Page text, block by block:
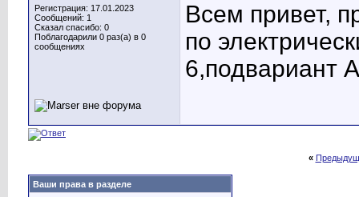
Регистрация: 17.01.2023
Сообщений: 1
Сказал спасибо: 0
Поблагодарили 0 раз(а) в 0
сообщениях
Всем привет,
по
6,подвариант А
«
Ваши права в разделе